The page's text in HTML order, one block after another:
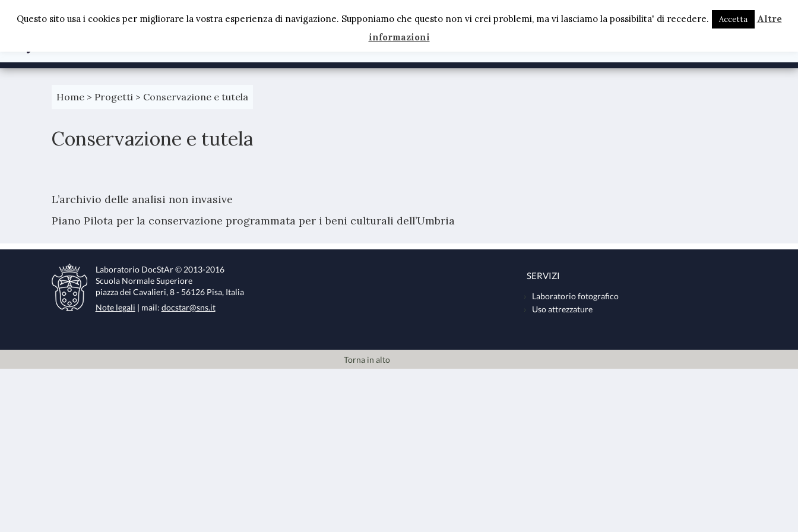
Passa
Home > Progetti > Conservazione e tutela
Conservazione e tutela
L’archivio delle analisi non invasive
Piano Pilota per la conservazione programmata per i beni culturali dell’Umbria
Laboratorio DocStAr © 2013-2016
Scuola Normale Superiore
piazza dei Cavalieri, 8 - 56126 Pisa, Italia
Note legali | mail: docstar@sns.it
SERVIZI
Laboratorio fotografico
Uso attrezzature
Torna in alto
Questo sito usa i cookies per migliorare la vostra esperienza di navigazione. Supponiamo che questo non vi crei problemi, ma vi lasciamo la possibilita' di recedere. Accetta
Altre
informazioni